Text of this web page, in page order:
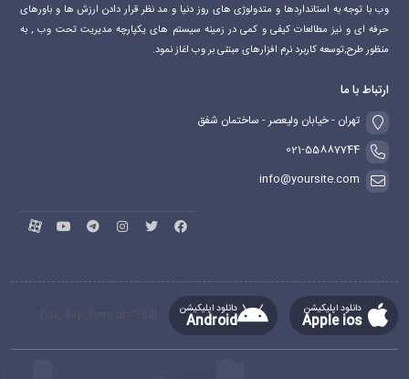
وب با توجه به استانداردها و متدولوژی های روز دنیا و مد نظر قرار دادن ارزش ها و باورهای
حرفه ای و نیز مطالعات کیفی و کمی در زمینه سیستم های یکپارچه مدیریت تحت وب , به
منظور طرح,توسعه کاربرد نرم افزارهای مبتنی بر وب اغاز نمود.
ارتباط با ما
تهران - خیابان ولیعصر - ساختمان شفق
021-55887744
info@yoursite.com
دانلود اپلیکیشن
Apple ios
دانلود اپلیکیشن
Android